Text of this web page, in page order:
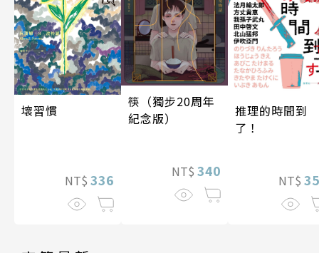
壞習慣
NT$ 336
筷（獨步20周年
紀念版）
NT$ 340
推理的時間到
了！
NT$